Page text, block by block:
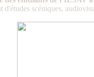
d'études scéniques,